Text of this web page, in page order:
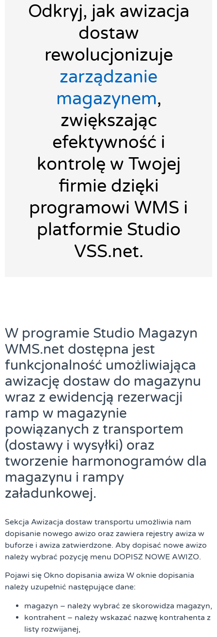
Odkryj, jak awizacja
dostaw
rewolucjonizuje
zarządzanie
magazynem,
zwiększając
efektywność i
kontrolę w Twojej
firmie dzięki
programowi WMS i
platformie Studio
VSS.net.
W programie Studio Magazyn
WMS.net dostępna jest
funkcjonalność umożliwiająca
awizację dostaw do magazynu
wraz z ewidencją rezerwacji
ramp w magazynie
powiązanych z transportem
(dostawy i wysyłki) oraz
tworzenie harmonogramów dla
magazynu i rampy
załadunkowej.
Sekcja Awizacja dostaw transportu umożliwia nam
dopisanie nowego awizo oraz zawiera rejestry awiza w
buforze i awiza zatwierdzone. Aby dopisać nowe awizo
należy wybrać pozycję menu DOPISZ NOWE AWIZO.
Pojawi się Okno dopisania awiza W oknie dopisania
należy uzupełnić następujące dane:
magazyn – należy wybrać ze skorowidza magazyn,
kontrahent – należy wskazać nazwę kontrahenta z
listy rozwijanej,